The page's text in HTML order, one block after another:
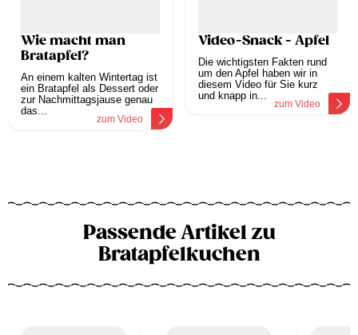
Wie macht man
Bratapfel?
An einem kalten Wintertag ist
ein Bratapfel als Dessert oder
zur Nachmittagsjause genau
das...
zum Video
Video-Snack - Apfel
Die wichtigsten Fakten rund
um den Apfel haben wir in
diesem Video für Sie kurz
und knapp in...
zum Video
Passende Artikel zu
Bratapfelkuchen